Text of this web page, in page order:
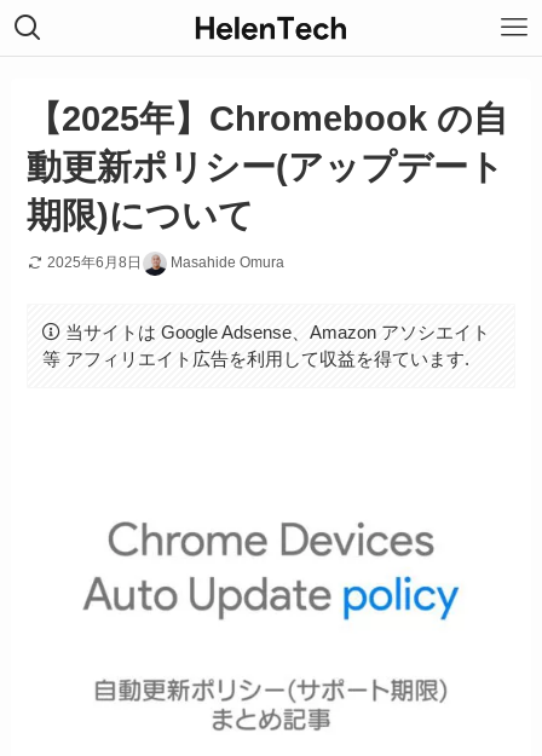
【2025年】Chromebook の自
動更新ポリシー(アップデート
期限)について
2025年6月8日 Masahide Omura
当サイトは Google Adsense、Amazon アソシエイト
等 アフィリエイト広告を利用して収益を得ています.